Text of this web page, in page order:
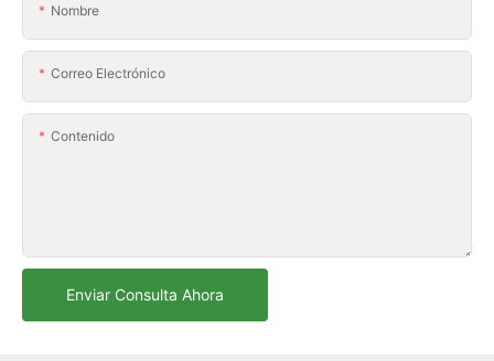
Nombre
Correo Electrónico
Contenido
Enviar Consulta Ahora